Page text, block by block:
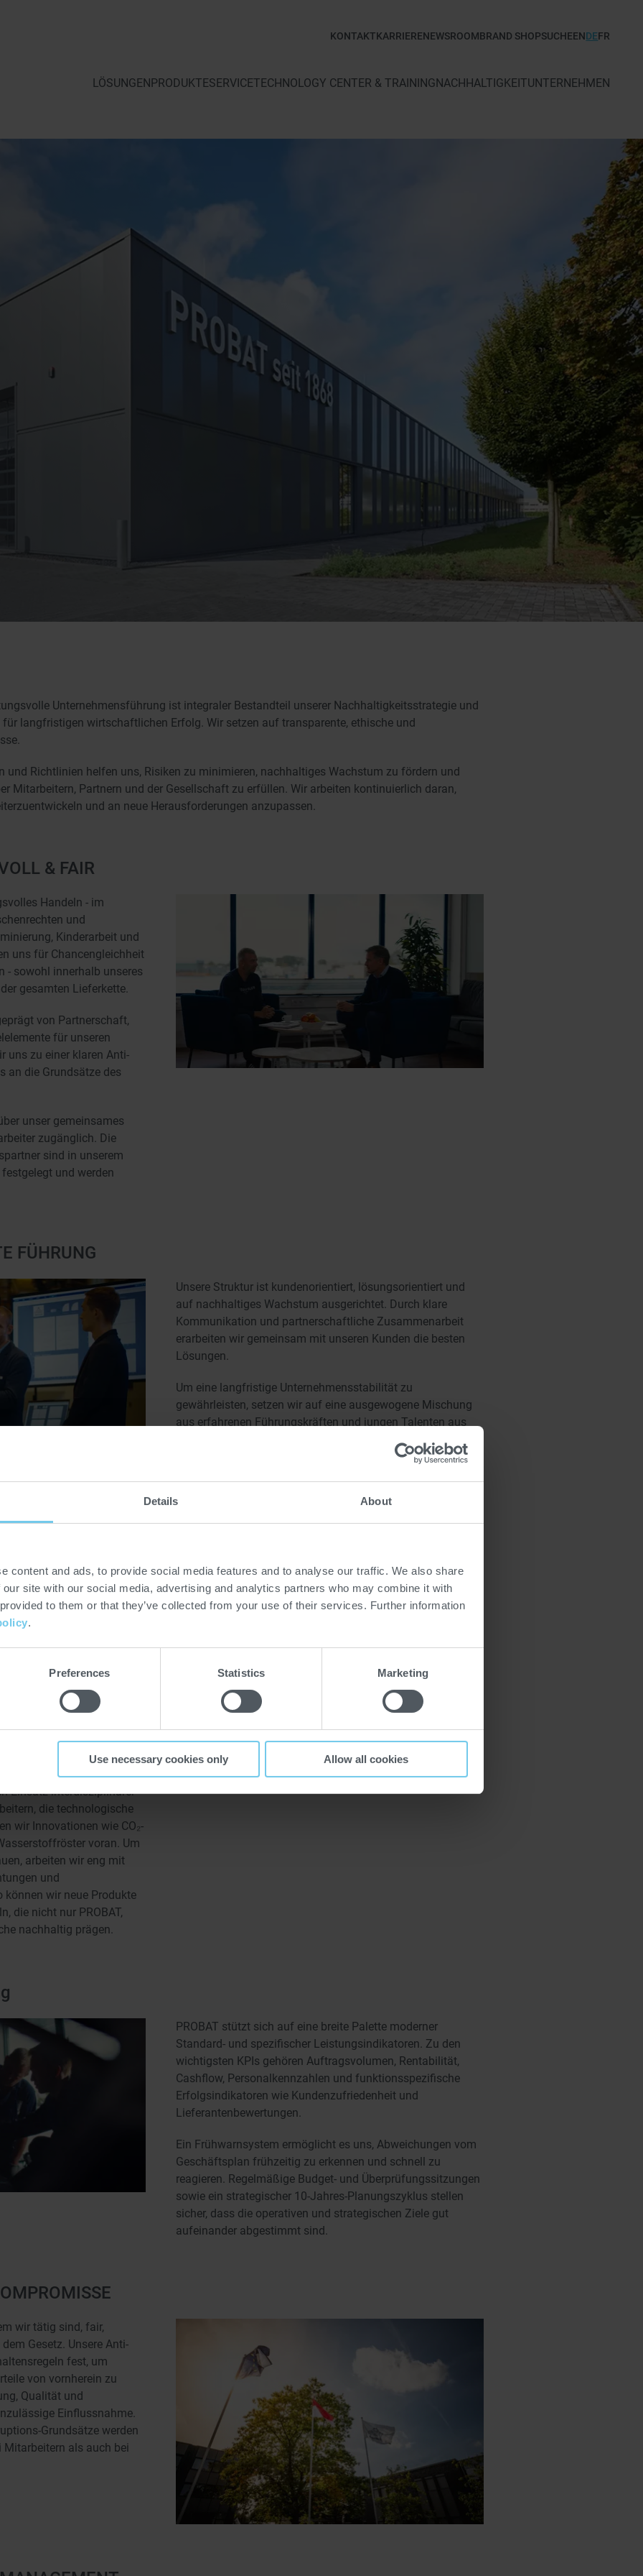
Details About
content and ads, to provide social media features and to analyse our traffic. We also share
site with our social media, advertising and analytics partners who may combine it with
to them or that they’ve collected from your use of their services. Further information
.
Preferences Statistics Marketing
Use necessary cookies only Allow all cookies
KONTAKTKARRIERENEWSROOMBRAND SHOPSUCHEENDEFR
LÖSUNGEN PRODUKTESERVICETECHNOLOGY CENTER & TRAINING NACHHALTIGKEITUNTERNEHMEN
Unternehmensführung ist integraler Bestandteil unserer Nachhaltigkeitsstrategie und
langfristigen wirtschaftlichen Erfolg. Wir setzen auf transparente, ethische und
und Richtlinien helfen uns, Risiken zu minimieren, nachhaltiges Wachstum zu fördern und
Mitarbeitern, Partnern und der Gesellschaft zu erfüllen. Wir arbeiten kontinuierlich daran,
und an neue Herausforderungen anzupassen.
& FAIR
Handeln - im
und
Kinderarbeit und
uns für Chancengleichheit
- sowohl innerhalb unseres
gesamten Lieferkette.
von Partnerschaft,
für unseren
uns zu einer klaren Anti-
an die Grundsätze des
unser gemeinsames
zugänglich. Die
sind in unserem
und werden
FÜHRUNG
Unsere Struktur ist kundenorientiert, lösungsorientiert und
auf nachhaltiges Wachstum ausgerichtet. Durch klare
Kommunikation und partnerschaftliche Zusammenarbeit
erarbeiten wir gemeinsam mit unseren Kunden die besten
Lösungen.
Um eine langfristige Unternehmensstabilität zu
gewährleisten, setzen wir auf eine ausgewogene Mischung
aus erfahrenen Führungskräften und jungen Talenten aus
den eigenen Reihen. Als Familienunternehmen mit einer über
155-jährigen Tradition sichern wir die Zukunftsfähigkeit von
WACHSTUM
auf einem tiefen
Regelmäßige
liefern wertvolle
stärkt die
Effizienz in allen
Societas Europaea (SE)
Marktpräsenz.
wir durch strategisches
Einsatz interdisziplinärer
die technologische
wir Innovationen wie CO₂-
voran. Um
arbeiten wir eng mit
und
können wir neue Produkte
die nicht nur PROBAT,
nachhaltig prägen.
PROBAT stützt sich auf eine breite Palette moderner
Standard- und spezifischer Leistungsindikatoren. Zu den
wichtigsten KPIs gehören Auftragsvolumen, Rentabilität,
Cashflow, Personalkennzahlen und funktionsspezifische
Erfolgsindikatoren wie Kundenzufriedenheit und
Lieferantenbewertungen.
Ein Frühwarnsystem ermöglicht es uns, Abweichungen vom
Geschäftsplan frühzeitig zu erkennen und schnell zu
reagieren. Regelmäßige Budget- und Überprüfungssitzungen
sowie ein strategischer 10-Jahres-Planungszyklus stellen
sicher, dass die operativen und strategischen Ziele gut
aufeinander abgestimmt sind.
wir tätig sind, fair,
Gesetz. Unsere Anti-
fest, um
von vornherein zu
Qualität und
Einflussnahme.
Grundsätze werden
als auch bei